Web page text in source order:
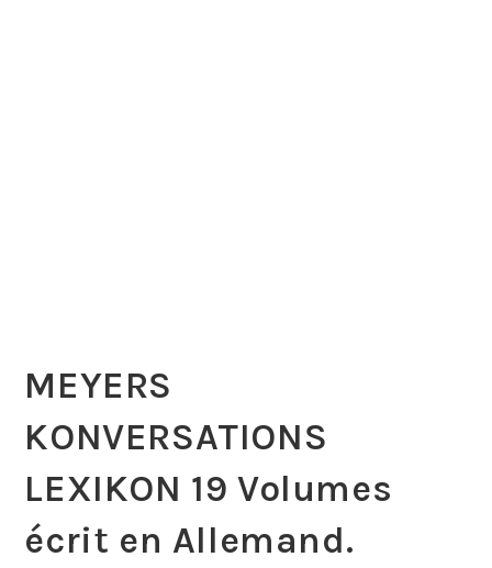
MEYERS
KONVERSATIONS
LEXIKON 19 Volumes
écrit en Allemand.